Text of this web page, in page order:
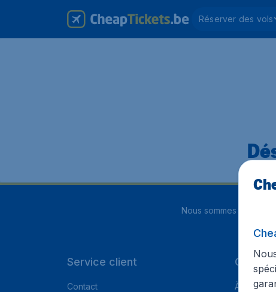
Réserver des vols
Nous sommes notés
Service client
Contact
À propos